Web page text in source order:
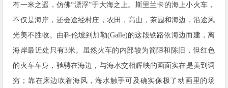
有一米之遥，仿佛“漂浮”于大海之上。斯里兰卡的海上小火车，
不仅是海岸，还会途经村庄，农田，高山，茶园和海边，沿途风
光美不胜收。由科伦坡到加勒(Galle)的这段铁路依海边而建，离
海岸最近处只有3米。虽然火车的内部较为简陋和陈旧，但红色
的火车车身，驰骋在海边，与海水交相辉映的画面实在是美到词
穷；靠在床边吹着海风，海水触手可及确实像极了动画里的场